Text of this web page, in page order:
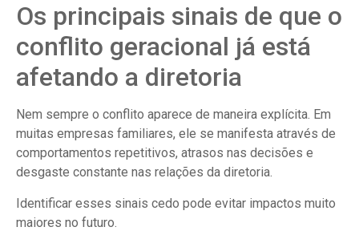
Os principais sinais de que o
conflito geracional já está
afetando a diretoria
Nem sempre o conflito aparece de maneira explícita. Em
muitas empresas familiares, ele se manifesta através de
comportamentos repetitivos, atrasos nas decisões e
desgaste constante nas relações da diretoria.
Identificar esses sinais cedo pode evitar impactos muito
maiores no futuro.